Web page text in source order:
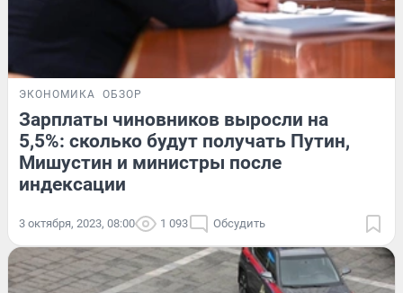
ЭКОНОМИКА ОБЗОР
Зарплаты чиновников выросли на
5,5%: сколько будут получать Путин,
Мишустин и министры после
индексации
3 октября, 2023, 08:00 1 093 Обсудить